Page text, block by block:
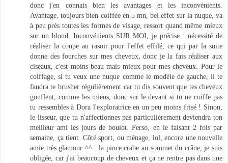
donc j'en connais bien les avantages et les inconvénients.
Avantage, toujours bien coiffée en 5 mn, bel effet sur la nuque, va
à peu près toutes les formes de visage, ressort quand même mieux
sur un blond. Inconvénients SUR MOI, je précise : nécessité de
réaliser la coupe au rasoir pour l'effet effilé, ce qui par la suite
donne des fourches sur mes cheveux, donc je la fais réaliser aux
ciseaux, c'est moins beau mais mieux pour mes cheveux. Pour le
coiffage, si tu veux une nuque comme le modèle de gauche, il te
faudra te brusher régulièrement car tu dis souvent que tes cheveux
gonflent, comme les miens, donc sur le devant si tu ne coiffe pas
tu ressembles à Dora l'exploratrice en un peu moins frisé ! Sinon,
le lisseur, que tu n'affectionnes pas particulièrement deviendra ton
meilleur ami les jours de boulot. Perso, en le faisant 2 fois par
semaine, ça tient. Côté sport, ou ménage, lol, encore une nouvelle
amie très glamour ^^ : la pince crabe au sommet du crâne, je suis
obligée, car j'ai beaucoup de cheveux et ça ne rentre pas dans une